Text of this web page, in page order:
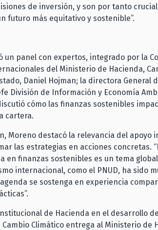
de inversión, y son por tanto
futuro más equitativo y sostenible”.
un panel con expertos, integrado por la
del Ministerio de Hacienda,
Daniel Hojman; la directora General
División de Información y Economía
cómo las finanzas sostenibles
cartera.
Moreno destacó la relevancia del apoyo
las estrategias en acciones concretas.
en finanzas sostenibles es un tema
internacional, como el PNUD, ha sido
se sostenga en experiencia
de Hacienda en el desarrollo
Cambio Climático entrega al Ministerio de